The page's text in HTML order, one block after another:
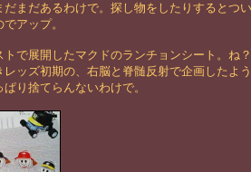
だまだあるわけで。探し物をしたりするとつ
アップ。
で展開したマクドのランチョンシート。ね
レッズ初期の、右脳と脊髄反射で企画したよ
り捨てらんないわけで。